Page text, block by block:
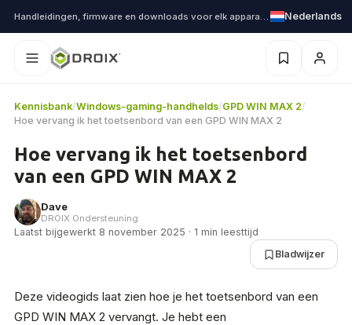
Nederlands
Kennisbank/Windows-gaming-handhelds/GPD WIN MAX 2/
Hoe vervang ik het toetsenbord van een GPD WIN MAX 2
Hoe vervang ik het toetsenbord
van een GPD WIN MAX 2
Dave
DROIX Ondersteuning
Laatst bijgewerkt 8 november 2025 · 1 min leesttijd
Bladwijzer
Deze videogids laat zien hoe je het toetsenbord van een
GPD WIN MAX 2 vervangt. Je hebt een